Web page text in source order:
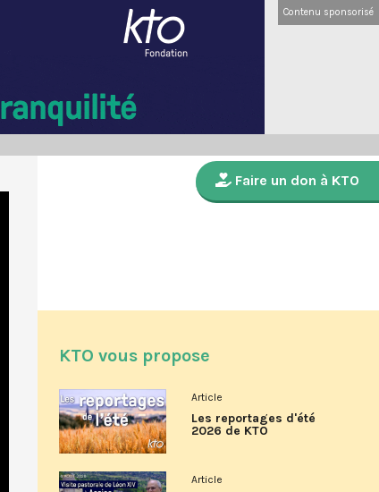
Contenu sponsorisé
Faire un don à KTO
KTO vous propose
Article
Les reportages d'été
2026 de KTO
Article